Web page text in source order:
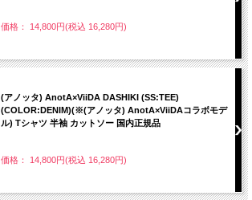
価格： 14,800円(税込 16,280円)
(アノッタ) AnotA×ViiDA DASHIKI (SS:TEE)
(COLOR:DENIM)(※(アノッタ) AnotA×ViiDAコラボモデ
ル) Tシャツ 半袖 カットソー 国内正規品
価格： 14,800円(税込 16,280円)